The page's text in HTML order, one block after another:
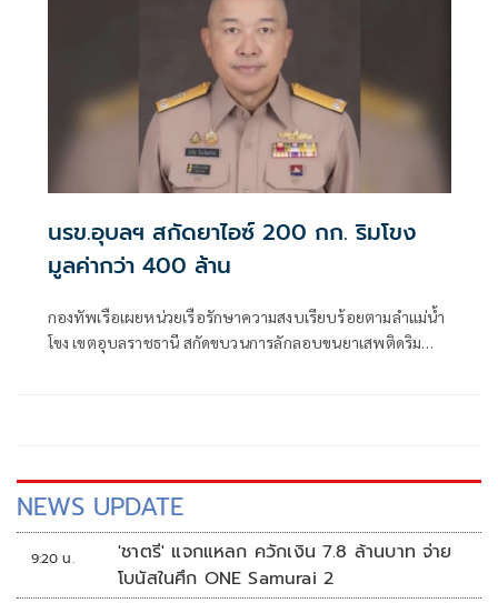
นรข.อุบลฯ สกัดยาไอซ์ 200 กก. ริมโขง
มูลค่ากว่า 400 ล้าน
กองทัพเรือเผยหน่วยเรือรักษาความสงบเรียบร้อยตามลำแม่น้ำ
โขง เขตอุบลราชธานี สกัดขบวนการลักลอบขนยาเสพติดริม
NEWS UPDATE
9:20 น.
'ชาตรี' แจกแหลก ควักเงิน 7.8 ล้านบาท จ่าย
โบนัสในศึก ONE Samurai 2